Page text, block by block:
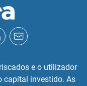
e o utilizador
capital investido. As